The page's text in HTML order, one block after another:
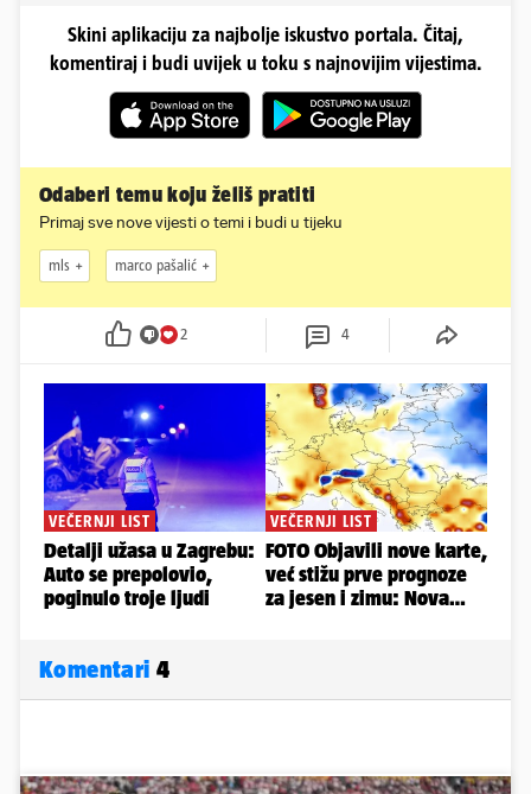
Skini aplikaciju za najbolje iskustvo portala. Čitaj,
komentiraj i budi uvijek u toku s najnovijim vijestima.
Odaberi temu koju želiš pratiti
Primaj sve nove vijesti o temi i budi u tijeku
mls marco pašalić
2 4
Komentari 4